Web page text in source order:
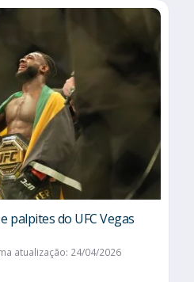
palpites do UFC Vegas
atualização: 24/04/2026